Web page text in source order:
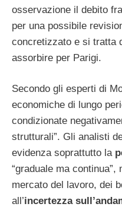
osservazione il debito
per una possibile
concretizzato e si tratta
assorbire per Parigi.
Secondo gli esperti di
economiche di lungo
condizionate
strutturali”. Gli analisti
evidenza soprattutto la
“graduale ma continua”,
mercato del lavoro, dei
all’incertezza